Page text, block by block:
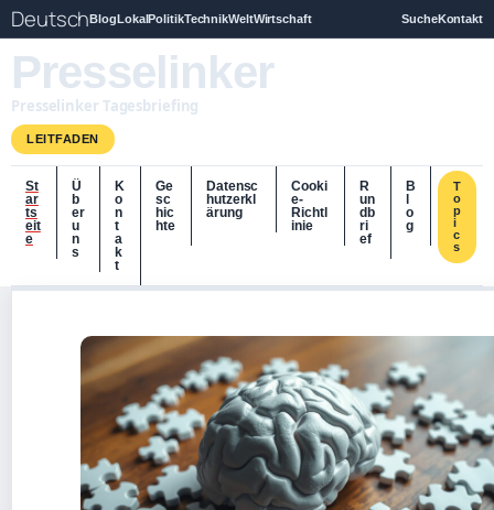
DeutschBlogLokalPolitikTechnikWeltWirtschaft SucheKontakt
Presselinker
Presselinker Tagesbriefing
LEITFADEN
St
ar
ts
eit
e
Ü
b
er
u
n
s
K
o
n
t
a
k
t
Ge
sc
hic
hte
Datensc
hutzerkl
ärung
Cooki
e-
Richtl
inie
R
un
db
ri
ef
B
o
g
T
o
p
i
c
s